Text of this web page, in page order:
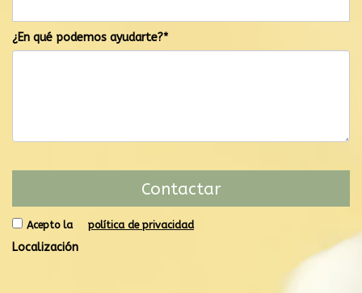
¿En qué podemos ayudarte?*
Acepto la política de privacidad
Localización